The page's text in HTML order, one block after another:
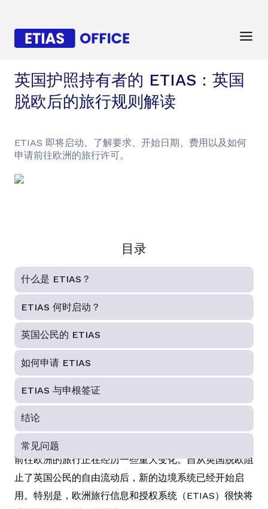
英国护照持有者的 ETIAS：英国
脱欧后的旅行规则解读
ETIAS 即将启动。了解要求、开始日期、费用以及如何
申请前往欧洲的旅行许可。
目录
什么是 ETIAS？
ETIAS 何时启动？
英国公民的 ETIAS
如何申请 ETIAS
ETIAS 与申根签证
结论
常见问题
前往欧洲的旅行正在经历一些重大变化。自从英国脱欧阻
止了英国公民的自由流动后，新的边境系统已经开始启
用。特别是，欧洲旅行信息和授权系统（ETIAS）很快将